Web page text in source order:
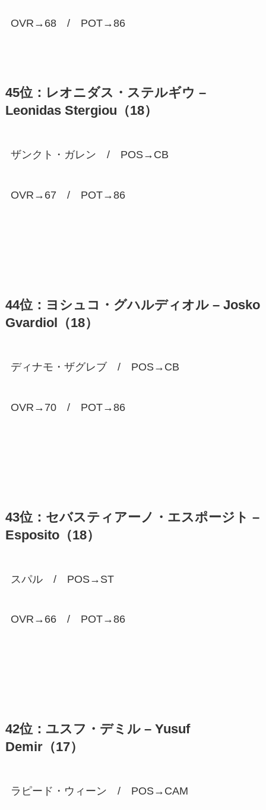
OVR→68 / POT→86
45位：レオニダス・ステルギウ –
Leonidas Stergiou（18）
ザンクト・ガレン / POS→CB
OVR→67 / POT→86
44位：ヨシュコ・グハルディオル – Josko
Gvardiol（18）
ディナモ・ザグレブ / POS→CB
OVR→70 / POT→86
43位：セバスティアーノ・エスポージト –
Esposito（18）
スパル / POS→ST
OVR→66 / POT→86
42位：ユスフ・デミル – Yusuf
Demir（17）
ラピード・ウィーン / POS→CAM